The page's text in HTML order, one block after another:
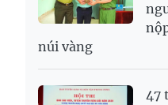
núi vàng
47